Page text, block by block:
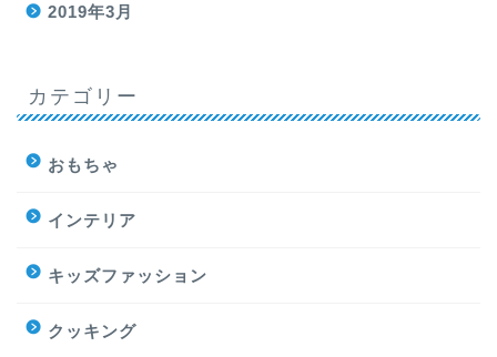
2019年3月
カテゴリー
おもちゃ
インテリア
キッズファッション
クッキング